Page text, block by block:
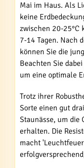
Mai im Haus. Als
keine
zwischen 20-25°C
7-14 Tagen. Nach
können Sie die
Beachten Sie
um eine optimale
Trotz ihrer
Sorte einen gut
Staunässe, um die
erhalten. Die
macht